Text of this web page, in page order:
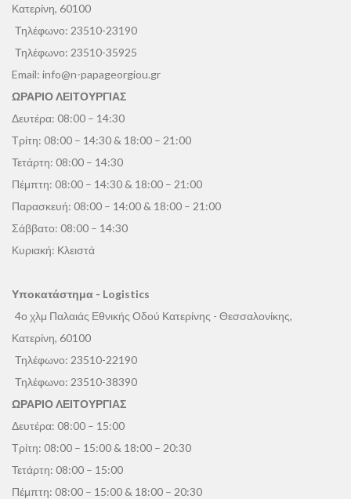
Κατερίνη, 60100
Τηλέφωνο: 23510-23190
Τηλέφωνο: 23510-35925
Email: info@n-papageorgiou.gr
ΩΡΑΡΙΟ ΛΕΙΤΟΥΡΓΙΑΣ
Δευτέρα: 08:00 – 14:30
Τρίτη: 08:00 – 14:30 & 18:00 – 21:00
Τετάρτη: 08:00 – 14:30
Πέμπτη: 08:00 – 14:30 & 18:00 – 21:00
Παρασκευή: 08:00 – 14:00 & 18:00 – 21:00
Σάββατο: 08:00 – 14:30
Κυριακή: Κλειστά
Υποκατάστημα - Logistics
4ο χλμ Παλαιάς Εθνικής Οδού Κατερίνης - Θεσσαλονίκης,
Κατερίνη, 60100
Τηλέφωνο: 23510-22190
Τηλέφωνο: 23510-38390
ΩΡΑΡΙΟ ΛΕΙΤΟΥΡΓΙΑΣ
Δευτέρα: 08:00 – 15:00
Τρίτη: 08:00 – 15:00 & 18:00 – 20:30
Τετάρτη: 08:00 – 15:00
Πέμπτη: 08:00 – 15:00 & 18:00 – 20:30